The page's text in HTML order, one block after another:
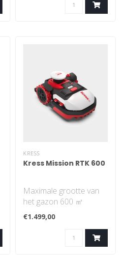
KRESS
Kress Mission RTK 600
Maximale grootte van
het gazon 600 ㎡
Navigatiepatroon is
systematisch. Je hoef..
€1.499,00